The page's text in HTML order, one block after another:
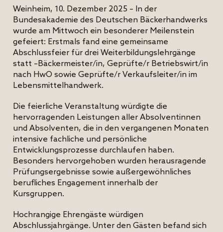
Weinheim, 10. Dezember 2025 – In der
Bundesakademie des Deutschen Bäckerhandwerks
wurde am Mittwoch ein besonderer Meilenstein
gefeiert: Erstmals fand eine gemeinsame
Abschlussfeier für drei Weiterbildungslehrgänge
statt –Bäckermeister/in, Geprüfte/r Betriebswirt/in
nach HwO sowie Geprüfte/r Verkaufsleiter/in im
Lebensmittelhandwerk.
Die feierliche Veranstaltung würdigte die
hervorragenden Leistungen aller Absolventinnen
und Absolventen, die in den vergangenen Monaten
intensive fachliche und persönliche
Entwicklungsprozesse durchlaufen haben.
Besonders hervorgehoben wurden herausragende
Prüfungsergebnisse sowie außergewöhnliches
berufliches Engagement innerhalb der
Kursgruppen.
Hochrangige Ehrengäste würdigen
Abschlussjahrgänge. Unter den Gästen befand sich